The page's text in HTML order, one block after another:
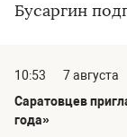
Бусаргин
10:53
7 августа
Саратовцев
года»